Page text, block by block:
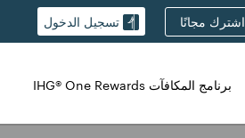
اشترك مجانًا تسجيل الدخول
برنامج المكافآت IHG® One Rewards